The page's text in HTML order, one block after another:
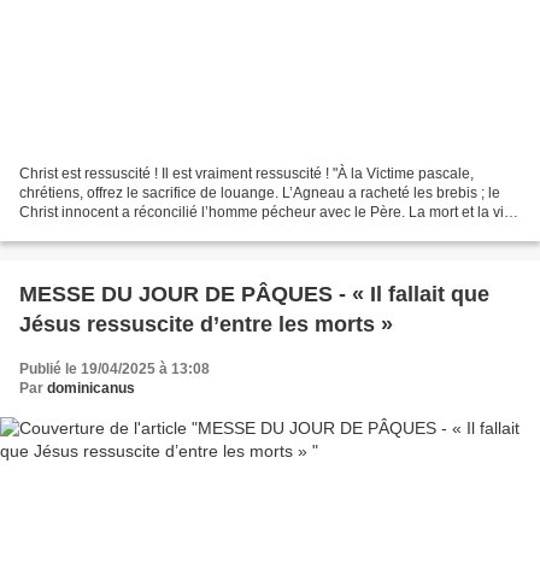
Christ est ressuscité ! Il est vraiment ressuscité ! "À la Victime pascale,
chrétiens, offrez le sacrifice de louange. L’Agneau a racheté les brebis ; le
Christ innocent a réconcilié l’homme pécheur avec le Père. La mort et la vie
MESSE DU JOUR DE PÂQUES - « Il fallait que
Jésus ressuscite d’entre les morts »
Publié le 19/04/2025 à 13:08
Par dominicanus